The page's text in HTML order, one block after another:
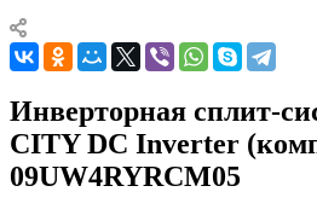
Инверторная сплит-
CITY DC Inverter
09UW4RYRCM05